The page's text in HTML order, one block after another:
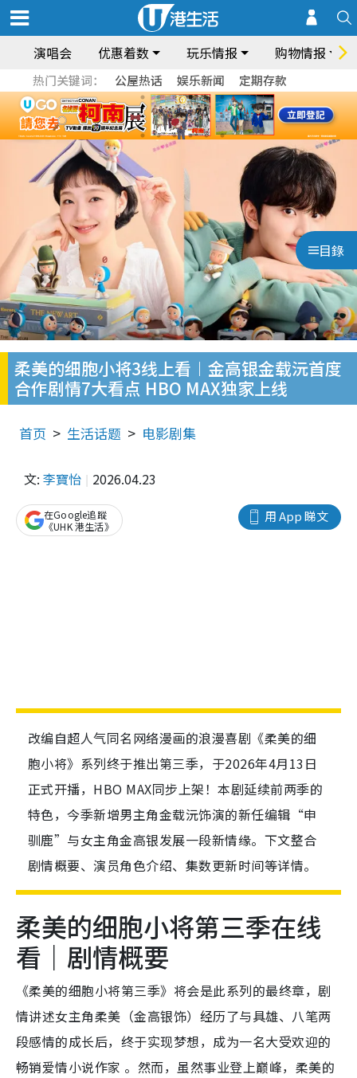
演唱会 优惠着数 玩乐情报 购物情报
热门关键词： 公屋热话 娱乐新闻 定期存款
目錄
柔美的细胞小将3线上看︱金高银金载沅首度
合作剧情7大看点 HBO MAX独家上线
首页 生活话题 电影剧集
文: 李寶怡 2026.04.23
用 App 睇文
在Google追蹤
《UHK 港生活》
改编自超人气同名网络漫画的浪漫喜剧《柔美的细
胞小将》系列终于推出第三季，于2026年4月13日
正式开播，HBO MAX同步上架！本剧延续前两季的
特色，今季新增男主角金载沅饰演的新任编辑“申
驯鹿”与女主角金高银发展一段新情缘。下文整合
剧情概要、演员角色介绍、集数更新时间等详情。
柔美的细胞小将第三季在线
看｜剧情概要
《柔美的细胞小将第三季》将会是此系列的最终章，剧
情讲述女主角柔美（金高银饰）经历了与具雄、八笔两
段感情的成长后，终于实现梦想，成为一名大受欢迎的
畅销爱情小说作家 。然而，虽然事业登上巅峰，柔美的